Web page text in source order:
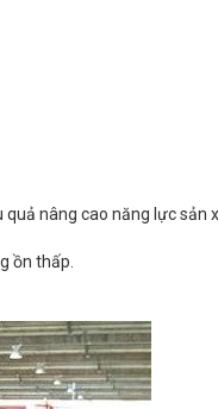
quả nâng cao năng lực sản
ồn thấp.